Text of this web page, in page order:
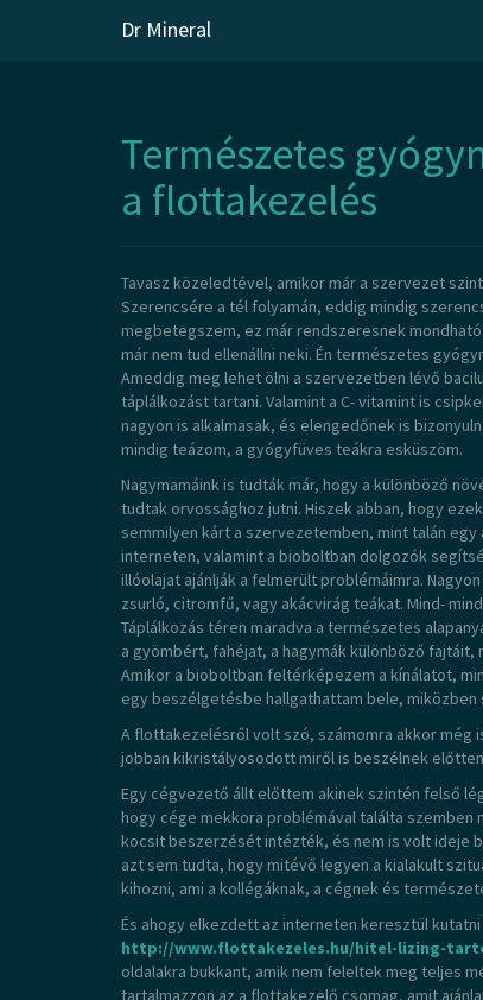
Dr Mineral
Természetes
a flottakezelés
Tavasz közeledtével, amikor már a szervezet
Szerencsére a tél folyamán, eddig mindig
megbetegszem, ez már rendszeresnek
már nem tud ellenállni neki. Én természetes
Ameddig meg lehet ölni a szervezetben lévő
táplálkozást tartani. Valamint a C- vitamint is
nagyon is alkalmasak, és elengedőnek is
mindig teázom, a gyógyfüves teákra esküszöm.
Nagymamáink is tudták már, hogy a különböző
tudtak orvossághoz jutni. Hiszek abban, hogy
semmilyen kárt a szervezetemben, mint talán
interneten, valamint a bioboltban dolgozók
illóolajat ajánlják a felmerült problémáimra.
zsurló, citromfű, vagy akácvirág teákat. Mind-
Táplálkozás téren maradva a természetes
a gyömbért, fahéjat, a hagymák különböző
Amikor a bioboltban feltérképezem a kínálatot,
egy beszélgetésbe hallgathattam bele, miközben
A flottakezelésről volt szó, számomra akkor
jobban kikristályosodott miről is beszélnek
Egy cégvezető állt előttem akinek szintén felső
hogy cége mekkora problémával találta
kocsit beszerzését intézték, és nem is volt ideje
azt sem tudta, hogy mitévő legyen a kialakult
kihozni, ami a kollégáknak, a cégnek és
És ahogy elkezdett az interneten keresztül
http://www.flottakezeles.hu/hitel-lizing-
oldalakra bukkant, amik nem feleltek meg teljes
tartalmazzon az a flottakezelő csomag, amit